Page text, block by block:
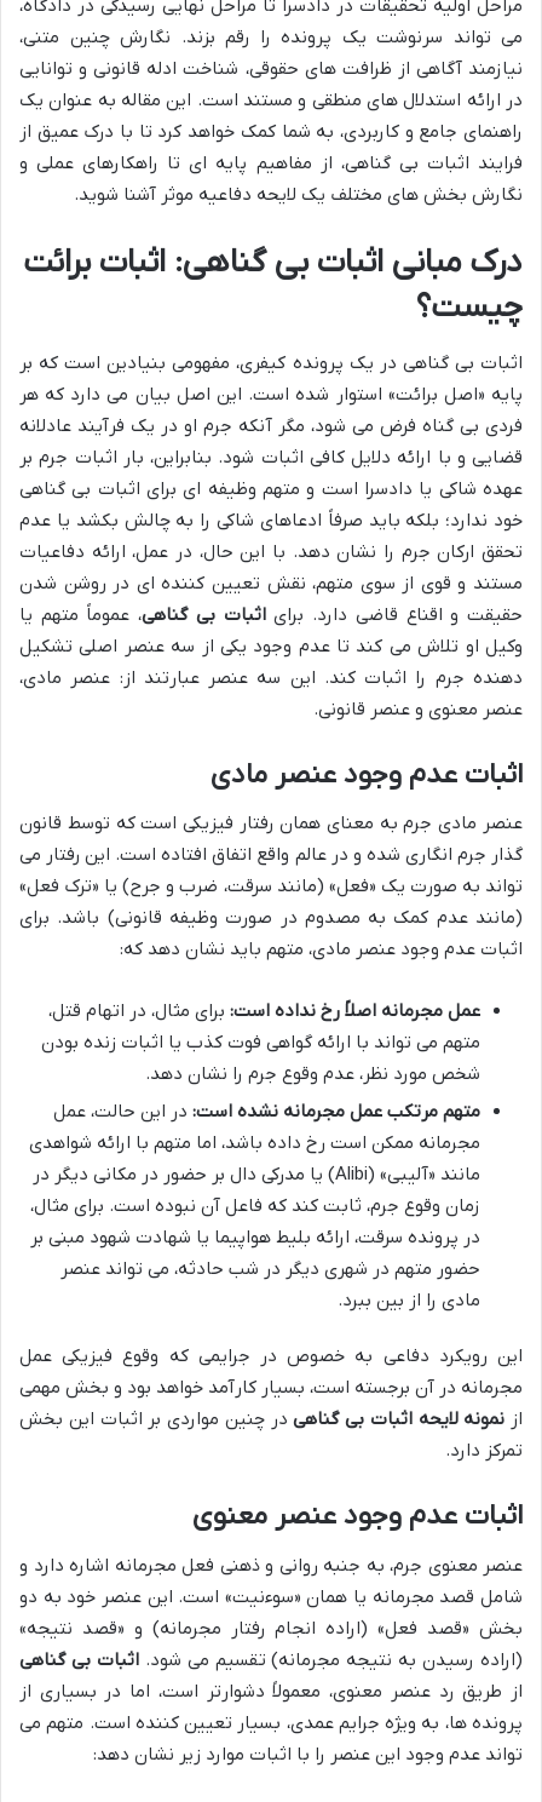
مراحل اولیه تحقیقات در دادسرا تا مراحل نهایی رسیدگی در دادگاه،
می تواند سرنوشت یک پرونده را رقم بزند. نگارش چنین متنی،
نیازمند آگاهی از ظرافت های حقوقی، شناخت ادله قانونی و توانایی
در ارائه استدلال های منطقی و مستند است. این مقاله به عنوان یک
راهنمای جامع و کاربردی، به شما کمک خواهد کرد تا با درک عمیق از
فرایند اثبات بی گناهی، از مفاهیم پایه ای تا راهکارهای عملی و
نگارش بخش های مختلف یک لایحه دفاعیه موثر آشنا شوید.
درک مبانی اثبات بی گناهی: اثبات برائت
چیست؟
اثبات بی گناهی در یک پرونده کیفری، مفهومی بنیادین است که بر
پایه «اصل برائت» استوار شده است. این اصل بیان می دارد که هر
فردی بی گناه فرض می شود، مگر آنکه جرم او در یک فرآیند عادلانه
قضایی و با ارائه دلایل کافی اثبات شود. بنابراین، بار اثبات جرم بر
عهده شاکی یا دادسرا است و متهم وظیفه ای برای اثبات بی گناهی
خود ندارد؛ بلکه باید صرفاً ادعاهای شاکی را به چالش بکشد یا عدم
تحقق ارکان جرم را نشان دهد. با این حال، در عمل، ارائه دفاعیات
مستند و قوی از سوی متهم، نقش تعیین کننده ای در روشن شدن
حقیقت و اقناع قاضی دارد. برایاثبات بی گناهی، عموماً متهم یا
وکیل او تلاش می کند تا عدم وجود یکی از سه عنصر اصلی تشکیل
دهنده جرم را اثبات کند. این سه عنصر عبارتند از: عنصر مادی،
عنصر معنوی و عنصر قانونی.
اثبات عدم وجود عنصر مادی
عنصر مادی جرم به معنای همان رفتار فیزیکی است که توسط قانون
گذار جرم انگاری شده و در عالم واقع اتفاق افتاده است. این رفتار می
تواند به صورت یک «فعل» (مانند سرقت، ضرب و جرح) یا «ترک فعل»
(مانند عدم کمک به مصدوم در صورت وظیفه قانونی) باشد. برای
اثبات عدم وجود عنصر مادی، متهم باید نشان دهد که:
عمل مجرمانه اصلاً رخ نداده است: برای مثال، در اتهام قتل،
متهم می تواند با ارائه گواهی فوت کذب یا اثبات زنده بودن
شخص مورد نظر، عدم وقوع جرم را نشان دهد.
متهم مرتکب عمل مجرمانه نشده است: در این حالت، عمل
مجرمانه ممکن است رخ داده باشد، اما متهم با ارائه شواهدی
مانند «آلیبی» (Alibi) یا مدرکی دال بر حضور در مکانی دیگر در
زمان وقوع جرم، ثابت کند که فاعل آن نبوده است. برای مثال،
در پرونده سرقت، ارائه بلیط هواپیما یا شهادت شهود مبنی بر
حضور متهم در شهری دیگر در شب حادثه، می تواند عنصر
مادی را از بین ببرد.
این رویکرد دفاعی به خصوص در جرایمی که وقوع فیزیکی عمل
مجرمانه در آن برجسته است، بسیار کارآمد خواهد بود و بخش مهمی
از نمونه لایحه اثبات بی گناهیدر چنین مواردی بر اثبات این بخش
تمرکز دارد.
اثبات عدم وجود عنصر معنوی
عنصر معنوی جرم، به جنبه روانی و ذهنی فعل مجرمانه اشاره دارد و
شامل قصد مجرمانه یا همان «سوءنیت» است. این عنصر خود به دو
بخش «قصد فعل» (اراده انجام رفتار مجرمانه) و «قصد نتیجه»
(اراده رسیدن به نتیجه مجرمانه) تقسیم می شود.اثبات بی گناهی
از طریق رد عنصر معنوی، معمولاً دشوارتر است، اما در بسیاری از
پرونده ها، به ویژه جرایم عمدی، بسیار تعیین کننده است. متهم می
تواند عدم وجود این عنصر را با اثبات موارد زیر نشان دهد: